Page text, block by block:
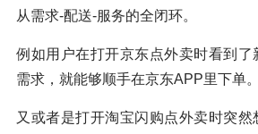
从需求-配送-服务的全闭环。
例如用户在打开京东点外卖时看到了
需求，就能够顺手在京东APP里下单。
又或者是打开淘宝闪购点外卖时突然